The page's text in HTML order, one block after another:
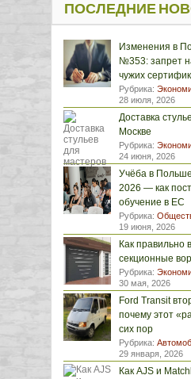
ПОСЛЕДНИЕ
Изменения в
№353: запрет
чужих
Рубрика:
28 июля, 2026
Доставка
Москве
Рубрика:
24 июня, 2026
Учёба в
2026 — как
обучение в ЕС
Рубрика:
19 июня, 2026
Как правильно
секционные
Рубрика:
30 мая, 2026
Ford Transit
почему этот
сих пор
Рубрика:
29 января, 2026
Как AJS и